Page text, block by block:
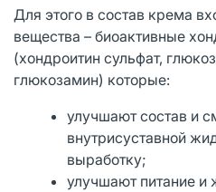
Для этого в состав крема
вещества – биоактивные
(хондроитин сульфат,
глюкозамин) которые:
улучшают состав и
внутрисуставной
выработку;
улучшают питание и